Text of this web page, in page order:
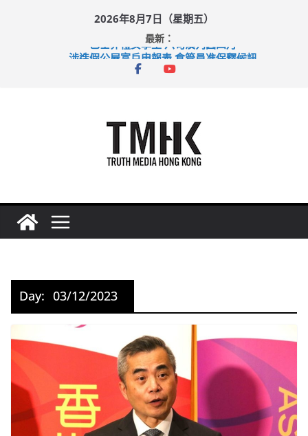
2026年8月7日（星期五）
最新：
巴士非禮女學生 六旬漢判囚四月
涉造假公屋富戶申報表 倉管員准保釋候訊
足球盛會次場激戰 祖雲達斯挫車路士
Day: 03/12/2023